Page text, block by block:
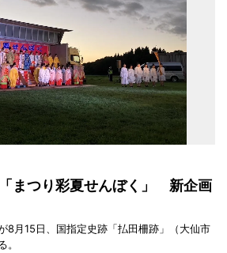
まつり彩夏せんぼく」 新企画
8月15日、国指定史跡「払田柵跡」（大仙市
。